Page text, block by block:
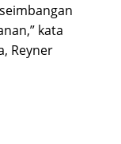
kata
Reyner